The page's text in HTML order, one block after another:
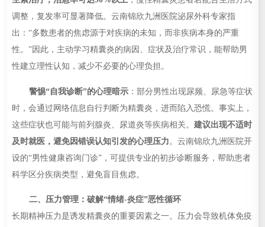
调整，复发率可显著降低。云南锦欣九洲医院泌尿外科专家指
出：“多数患者的焦虑源于对疾病的未知，而非疾病本身的严重
性。”因此，主动学习精囊炎的病因、症状及治疗常识，能帮助男
性建立理性认知，减少不必要的心理负担。
警惕“自我诊断”的心理暗示：部分男性出现尿频、尿急等症状
时，会通过网络信息自行判断为精囊炎，进而陷入恐慌。事实上，
这些症状也可能与前列腺炎、尿道炎等疾病相关。 建议出现不适时
及时就医，避免因错误认知引发的心理压力。云南锦欣九洲医院开
设的“男性健康咨询门诊”，可提供专业的初步诊断服务，帮助患者
科学区分疾病类型，避免盲目焦虑。
二、压力管理：破解“情绪-炎症”恶性循环
长期精神压力是诱发精囊炎的重要因素之一。压力会导致机体免疫